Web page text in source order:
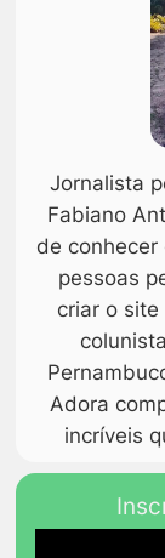
Jornalista
Fabiano
de conhecer
pessoas
criar o site
Adora
incríveis